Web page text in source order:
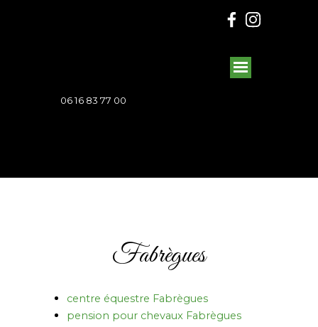
06 16 83 77 00
Fabrègues
centre équestre Fabrègues
pension pour chevaux Fabrègues